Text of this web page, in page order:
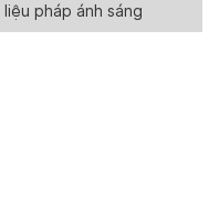
pháp ánh sáng